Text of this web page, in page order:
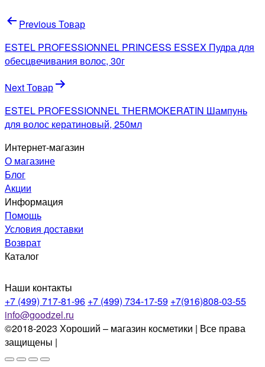
Навигация
по
записям
Previous Товар
ESTEL PROFESSIONNEL PRINCESS ESSEX Пудра для
обесцвечивания волос, 30г
Next Товар
ESTEL PROFESSIONNEL THERMOKERATIN Шампунь
для волос кератиновый, 250мл
Интернет-магазин
О магазине
Блог
Акции
Информация
Помощь
Условия доставки
Возврат
Каталог
Наши контакты
+7 (499) 717-81-96 +7 (499) 734-17-59 +7(916)808-03-55
info@goodzel.ru
©2018-2023 Хороший – магазин косметики | Все права
защищены |